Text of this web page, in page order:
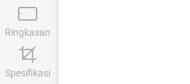
Ringkasan
Spesifikasi